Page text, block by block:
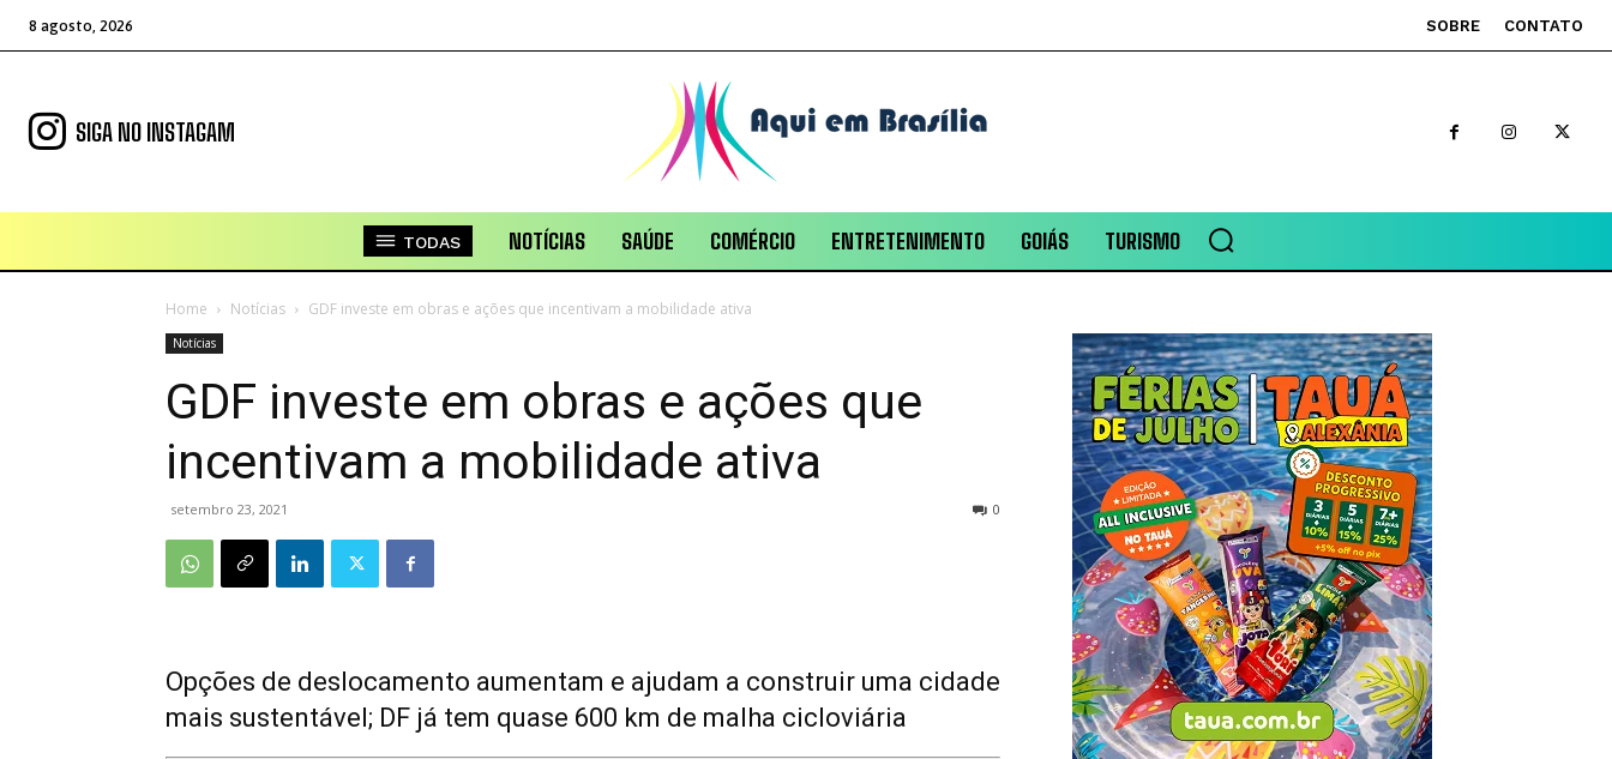
8 agosto, 2026 SOBRE CONTATO
SIGA NO INSTAGAM
TODAS NOTÍCIAS SAÚDE COMÉRCIO ENTRETENIMENTO GOIÁS TURISMO
Home Notícias GDF investe em obras e ações que incentivam a mobilidade ativa
Notícias
GDF investe em obras e ações que
incentivam a mobilidade ativa
setembro 23, 2021 0
Opções de deslocamento aumentam e ajudam a construir uma cidade
mais sustentável; DF já tem quase 600 km de malha cicloviária